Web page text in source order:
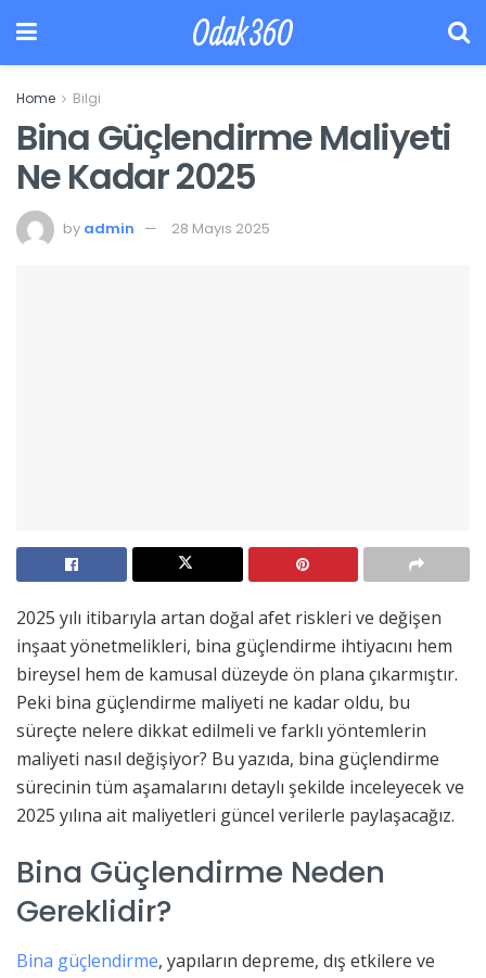
Odak360
Home Bilgi
Bina Güçlendirme Maliyeti
Ne Kadar 2025
by admin 28 Mayıs 2025
2025 yılı itibarıyla artan doğal afet riskleri ve değişen
inşaat yönetmelikleri, bina güçlendirme ihtiyacını hem
bireysel hem de kamusal düzeyde ön plana çıkarmıştır.
Peki bina güçlendirme maliyeti ne kadar oldu, bu
süreçte nelere dikkat edilmeli ve farklı yöntemlerin
maliyeti nasıl değişiyor? Bu yazıda, bina güçlendirme
sürecinin tüm aşamalarını detaylı şekilde inceleyecek ve
2025 yılına ait maliyetleri güncel verilerle paylaşacağız.
Bina Güçlendirme Neden
Gereklidir?
Bina güçlendirme, yapıların depreme, dış etkilere ve